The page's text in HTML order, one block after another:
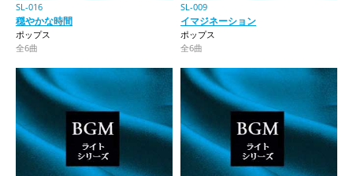
SL-016
穏やかな時間
ポップス
全6曲
SL-009
イマジネーション
ポップス
全6曲